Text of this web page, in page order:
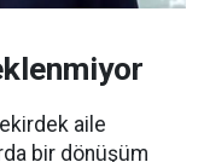
aile
bir dönüşüm